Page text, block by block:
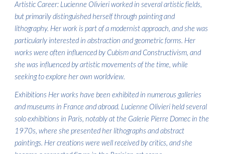
Artistic Career: Lucienne Olivieri worked in several artistic fields,
but primarily distinguished herself through painting and
lithography. Her work is part of a modernist approach, and she was
particularly interested in abstraction and geometric forms. Her
works were often influenced by Cubism and Constructivism, and
she was influenced by artistic movements of the time, while
seeking to explore her own worldview.
Exhibitions Her works have been exhibited in numerous galleries
and museums in France and abroad. Lucienne Olivieri held several
solo exhibitions in Paris, notably at the Galerie Pierre Domec in the
1970s, where she presented her lithographs and abstract
paintings. Her creations were well received by critics, and she